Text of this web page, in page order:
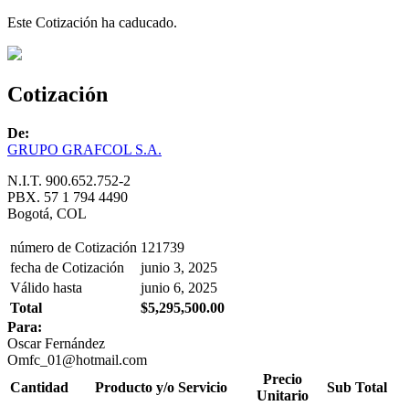
Este Cotización ha caducado.
Cotización
De:
GRUPO GRAFCOL S.A.
N.I.T. 900.652.752-2
PBX. 57 1 794 4490
Bogotá, COL
número de Cotización 121739
fecha de Cotización
junio 3, 2025
Válido hasta
junio 6, 2025
Total
$5,295,500.00
Para:
Oscar Fernández
Omfc_01@hotmail.com
Cantidad
Producto y/o Servicio
Precio
Unitario
Sub Total